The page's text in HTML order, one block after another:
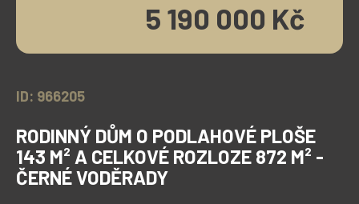
5 190 000 Kč
ID: 966205
RODINNÝ DŮM O PODLAHOVÉ PLOŠE
143 M² A CELKOVÉ ROZLOZE 872 M² -
ČERNÉ VODĚRADY